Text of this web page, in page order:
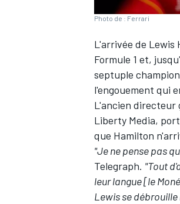
WEC
Photo de : Ferrari
L'arrivée de Lewis
Formule 1 et,
septuple
l'engouement qui
L'ancien directeur
Liberty Media,
que Hamilton
"Je ne pense pas
Telegraph. "Tout
leur langue [le
Lewis se